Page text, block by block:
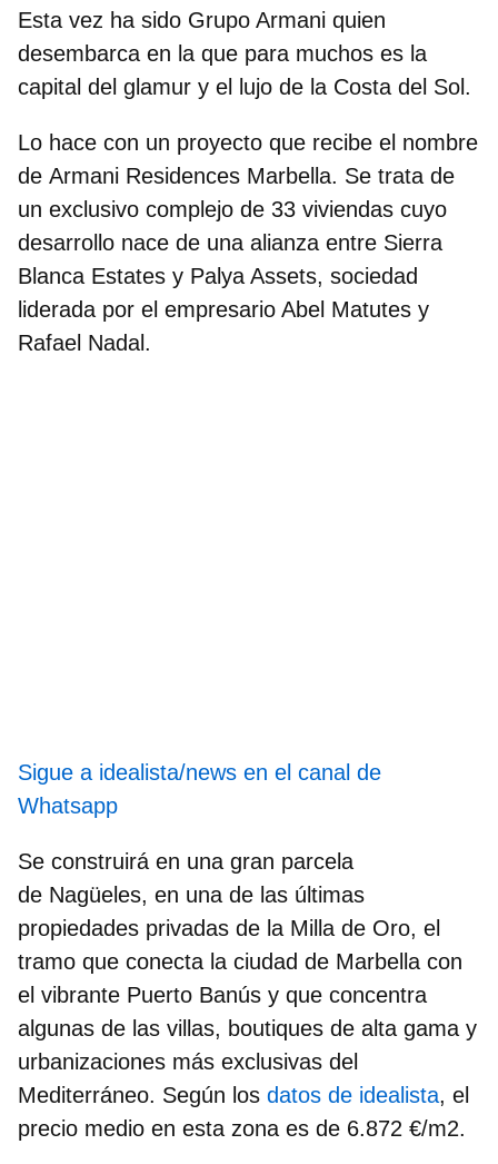
Esta vez ha sido Grupo Armani quien
desembarca en la que para muchos es la
capital del glamur y el lujo de la Costa del Sol.
Lo hace con un proyecto que recibe el nombre
de Armani Residences Marbella. Se trata de
un exclusivo complejo de 33 viviendas cuyo
desarrollo nace de una alianza entre Sierra
Blanca Estates y Palya Assets, sociedad
liderada por el empresario Abel Matutes y
Rafael Nadal.
Sigue a idealista/news en el canal de
Whatsapp
Se construirá en una gran parcela
de Nagüeles, en una de las últimas
propiedades privadas de la Milla de Oro, el
tramo que conecta la ciudad de Marbella con
el vibrante Puerto Banús y que concentra
algunas de las villas, boutiques de alta gama y
urbanizaciones más exclusivas del
Mediterráneo. Según los datos de idealista, el
precio medio en esta zona es de 6.872 €/m2.